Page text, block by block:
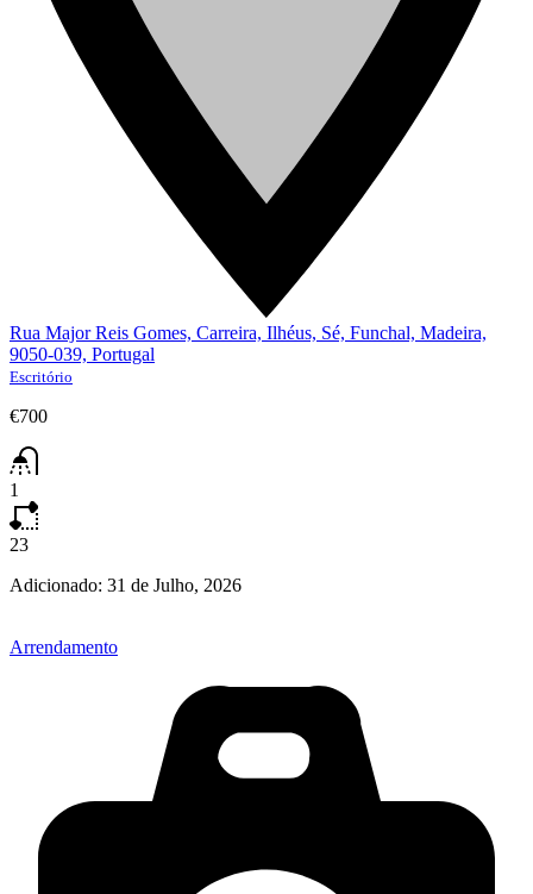
Rua Major Reis Gomes, Carreira, Ilhéus, Sé, Funchal, Madeira,
9050-039, Portugal
Escritório
€700
1
23
Adicionado: 31 de Julho, 2026
Arrendamento